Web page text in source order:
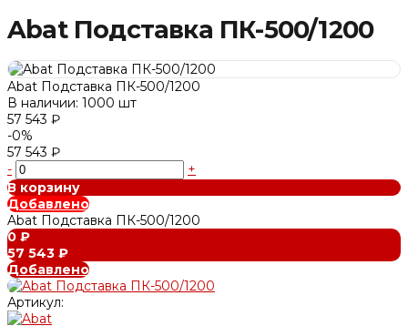
Abat Подставка ПК-500/1200
Abat Подставка ПК-500/1200
В наличии: 1000 шт
57 543 ₽
-0%
57 543 ₽
-
+
В корзину
Добавлено
Abat Подставка ПК-500/1200
0 ₽
57 543 ₽
Добавлено
Артикул: